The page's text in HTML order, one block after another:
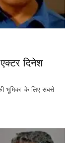
दिनेश
भूमिका के लिए सबसे